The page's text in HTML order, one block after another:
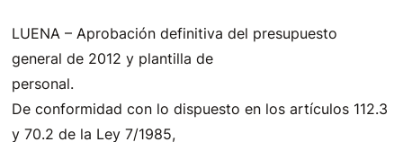
LUENA – Aprobación definitiva del presupuesto
general de 2012 y plantilla de
personal.
De conformidad con lo dispuesto en los artículos 112.3
y 70.2 de la Ley 7/1985,